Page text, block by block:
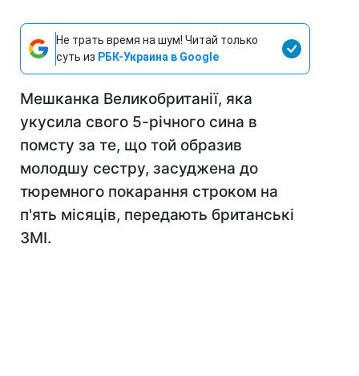
Не трать время на шум! Читай только
суть из РБК-Украина в Google
Мешканка Великобританії, яка
укусила свого 5-річного сина в
помсту за те, що той образив
молодшу сестру, засуджена до
тюремного покарання строком на
п'ять місяців, передають британські
ЗМІ.